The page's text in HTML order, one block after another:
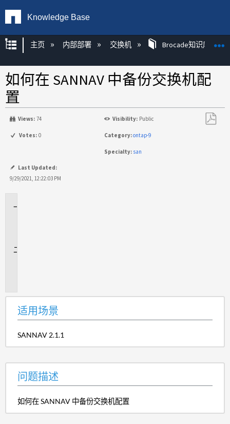
Knowledge Base
扩展/隐缩全局层次
主页 内部部署 交换机 Brocade知识库文章
如何在 SANNAV 中备份交换机配
置
Views: 74 Visibility: Public
Votes: 0 Category:ontap-9
Specialty: san
Last Updated:
9/29/2021, 12:22:03 PM
适用场景
SANNAV 2.1.1
问题描述
如何在 SANNAV 中备份交换机配置